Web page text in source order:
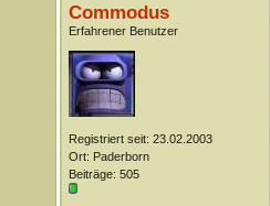
Commodus
Erfahrener Benutzer
Registriert seit: 23.02.2003
Ort: Paderborn
Beiträge: 505